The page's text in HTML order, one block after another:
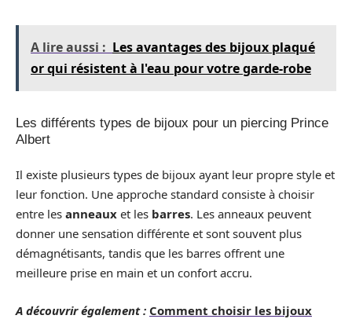
A lire aussi : Les avantages des bijoux plaqué
or qui résistent à l'eau pour votre garde-robe
Les différents types de bijoux pour un piercing Prince
Albert
Il existe plusieurs types de bijoux ayant leur propre style et
leur fonction. Une approche standard consiste à choisir
entre les anneaux et les barres. Les anneaux peuvent
donner une sensation différente et sont souvent plus
démagnétisants, tandis que les barres offrent une
meilleure prise en main et un confort accru.
A découvrir également : Comment choisir les bijoux